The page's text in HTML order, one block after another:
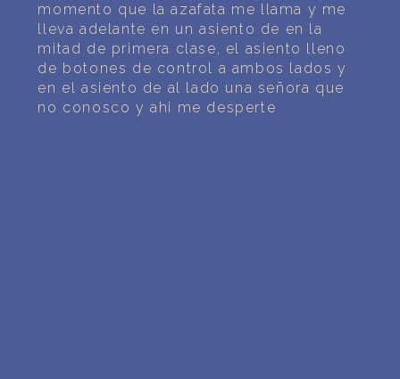
PRIVACY POLICY
TERMS OF USAGE
momento que la azafata me llama y me
lleva adelante en un asiento de en la
mitad de primera clase, el asiento lleno
de botones de control a ambos lados y
en el asiento de al lado una señora que
no conosco y ahi me desperte